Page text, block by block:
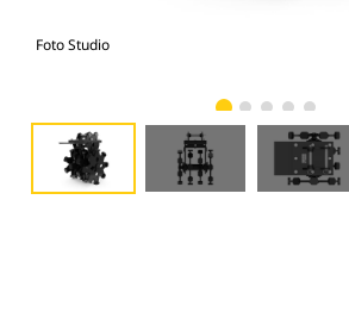
Foto Studio